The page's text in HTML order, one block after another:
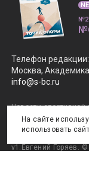
Телефон редакции:
Москва,
info@s-bc.ru
Новости спортивной
Консалтинг».
Главный редактор
v1:Евгений Горяев.
На сайте
использовать